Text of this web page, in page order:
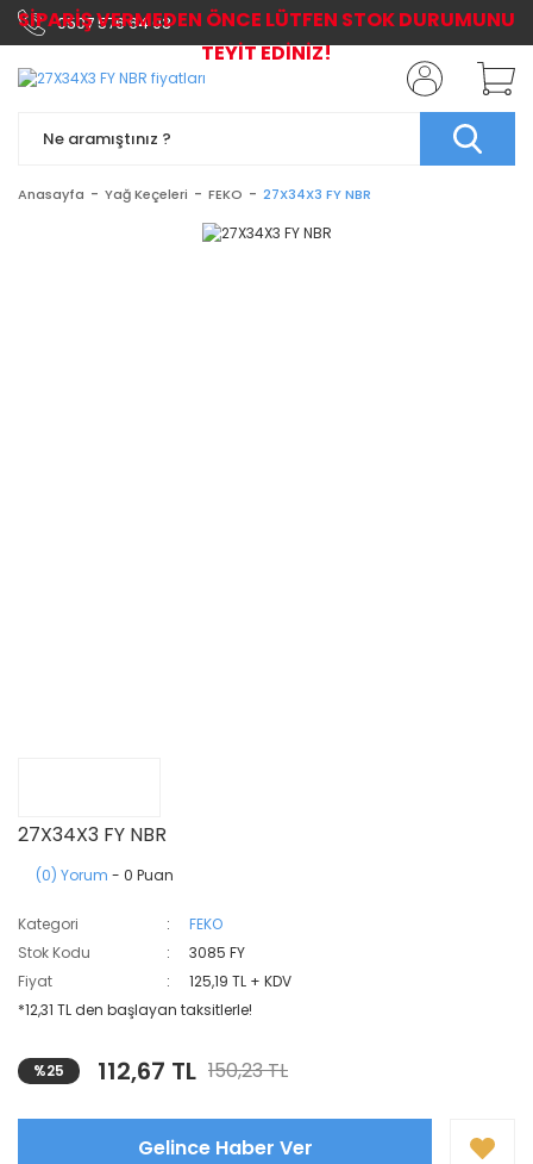
0507 576 64 03
Anasayfa Yağ Keçeleri FEKO 27X34X3 FY NBR
27X34X3 FY NBR
(0) Yorum - 0 Puan
Kategori
FEKO
Stok Kodu
3085 FY
Fiyat
125,19 TL + KDV
*12,31 TL den başlayan taksitlerle!
%25 112,67 TL 150,23 TL
Gelince Haber Ver
SİPARİŞ VERMEDEN ÖNCE LÜTFEN STOK DURUMUNU
TEYİT EDİNİZ!